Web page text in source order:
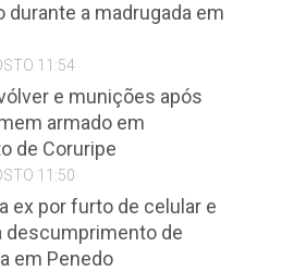
durante a madrugada em
11:54
e munições após
armado em
de Coruripe
11:50
ex por furto de celular e
descumprimento de
em Penedo